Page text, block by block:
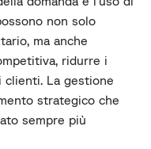
non solo
ma anche
ridurre i
La gestione
strategico che
sempre più